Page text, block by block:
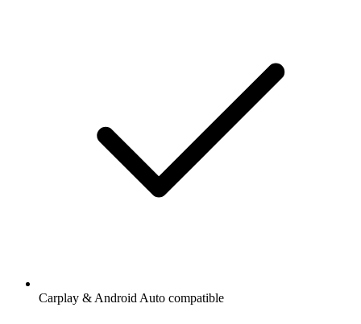
Carplay & Android Auto compatible